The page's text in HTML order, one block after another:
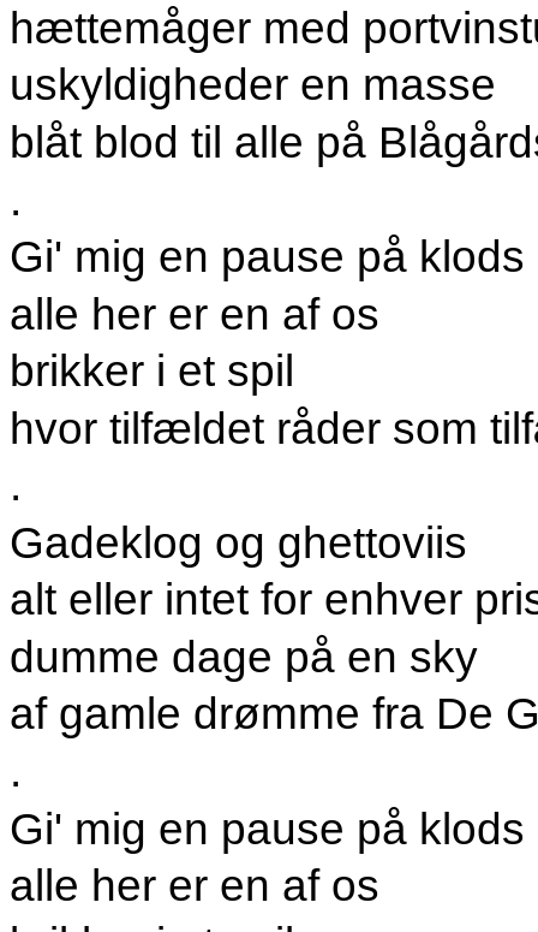
hættemåger med
uskyldigheder en masse
blåt blod til alle på
.
Gi' mig en pause på klods
alle her er en af os
brikker i et spil
hvor tilfældet råder som
.
Gadeklog og ghettoviis
alt eller intet for enhver
dumme dage på en sky
af gamle drømme fra De
.
Gi' mig en pause på klods
alle her er en af os